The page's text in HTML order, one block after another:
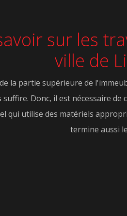
sur les
ville de
la partie supérieure de
Donc, il est nécessaire
qui utilise des matériels
termine aussi